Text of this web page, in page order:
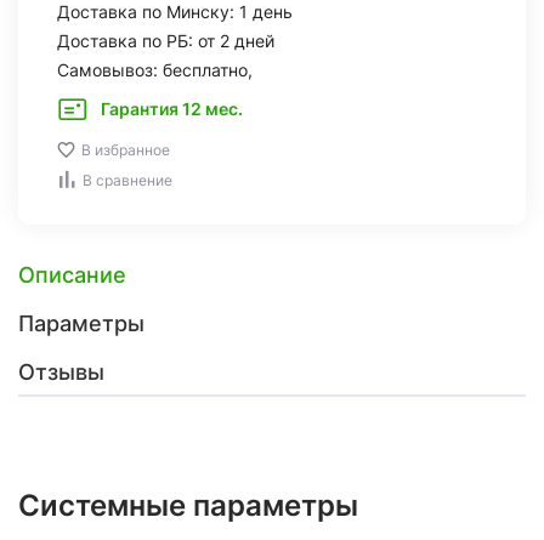
Доставка по Минску: 1 день
Доставка по РБ: от 2 дней
Самовывоз: бесплатно,
Гарантия 12 мес.
В избранное
В сравнение
Описание
Параметры
Отзывы
Системные параметры